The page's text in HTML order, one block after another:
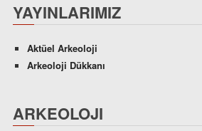
YAYINLARIMIZ
Aktüel Arkeoloji
Arkeoloji Dükkanı
ARKEOLOJI